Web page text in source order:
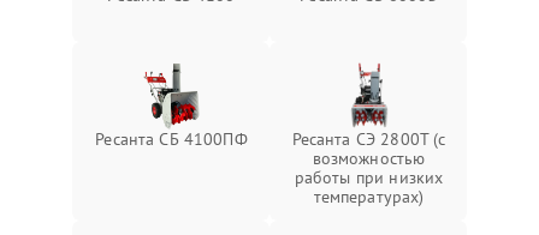
гидравлики (если есть)
Неисправность системы
регулировки высоты
1000 ₽ Подробнее →
Ресанта СБ 4100ПФ
Ресанта СЭ 2800Т (с
возможностью
работы при низких
температурах)